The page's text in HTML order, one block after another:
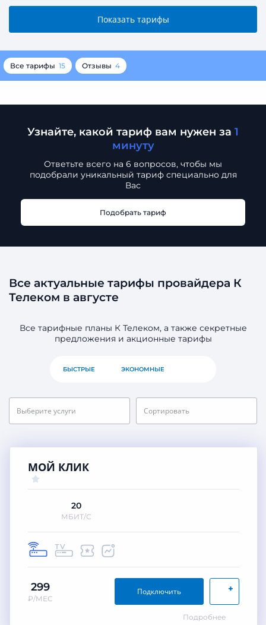
Все тарифы 15 Отзывы 4
Узнайте, какой тариф вам нужен за 1
минуту
Ответьте всего на 6 вопросов, чтобы мы
подобрали уникальный тариф специально для
Вас
Подобрать тариф
Все актуальные тарифы провайдера К
Телеком в августе
Все тарифные планы К Телеком, а также секретные
предложения и акционные тарифы
БЫСТРЫЕ ЭКОНОМНЫЕ
Выберите услуги Сортировать
МОЙ КЛИК
20
МБИТ/С
299
₽/МЕС
+
Подключить
Подробнее